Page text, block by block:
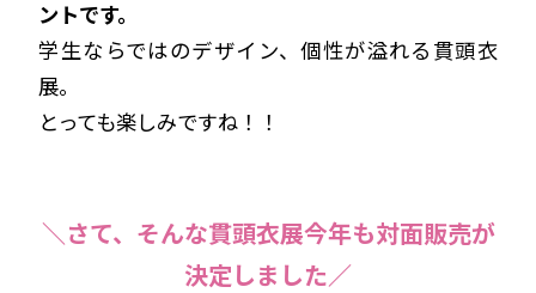
ントです。
学生ならではのデザイン、個性が溢れる貫頭衣
展。
とっても楽しみですね！！
＼さて、そんな貫頭衣展今年も対面販売が
決定しました／